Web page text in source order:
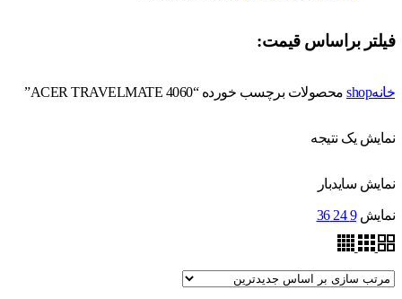
فیلتر براساس قیمت:
خانهshop محصولات برچسب خورده “ACER TRAVELMATE 4060”
نمایش یک نتیجه
نمایش سایدبار
نمایش 9
24
36